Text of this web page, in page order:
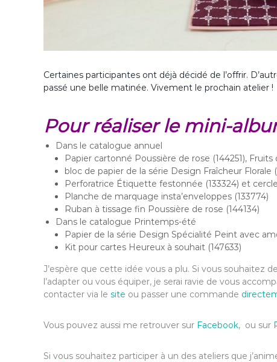
Certaines participantes ont déjà décidé de l’offrir.
passé une belle matinée. Vivement le prochain atelier !
Pour réaliser le mini-
Dans le catalogue annuel
Papier cartonné Poussière de rose (144251), Fruits
bloc de papier de la série Design Fraîcheur Florale
Perforatrice Étiquette festonnée (133324) et cercle
Planche de marquage insta’enveloppes (133774)
Ruban à tissage fin Poussière de rose (144134)
Dans le catalogue Printemps-été
Papier de la série Design Spécialité Peint avec
Kit pour cartes Heureux à souhait (147633)
J’espère que cette idée vous a plu. Si vous souhaitez
l’adapter ou vous équiper, je serai ravie de vous
contacter via le site ou passer une commande
Vous pouvez aussi me retrouver sur Facebook, ou sur
Si vous souhaitez participer à un des ateliers que